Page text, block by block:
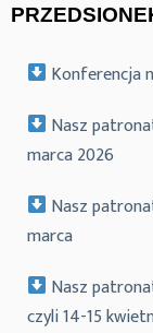
Konferencja
Nasz
marca 2026
Nasz
marca
Nasz
czyli 14-15